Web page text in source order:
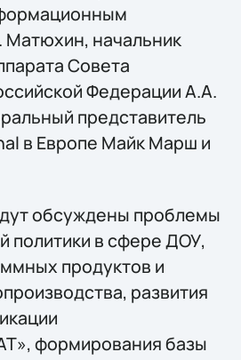
Матюхин, начальник
Совета
Федерации А.А.
представитель
в Европе Майк Марш и
обсуждены проблемы
политики в сфере ДОУ,
продуктов и
развития
формирования базы